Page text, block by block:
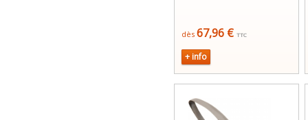
dès 67,96 € TTC
+ info